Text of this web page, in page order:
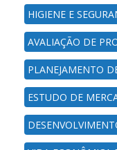
HIGIENE E
AVALIAÇÃO DE
PLANEJAMENTO
ESTUDO DE